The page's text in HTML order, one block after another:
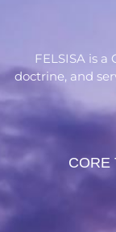
FELSISA is
doctrine, and
CORE